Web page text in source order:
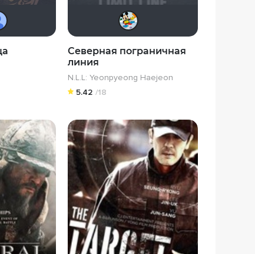
Северная пограничная
линия
N.L.L: Yeonpyeong Haejeon
5.42 /18